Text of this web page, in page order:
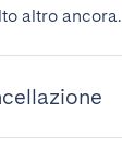
altro ancora.